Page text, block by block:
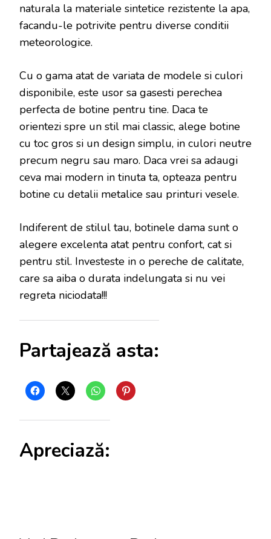
naturala la materiale sintetice rezistente la apa,
facandu-le potrivite pentru diverse conditii
meteorologice.
Cu o gama atat de variata de modele si culori
disponibile, este usor sa gasesti perechea
perfecta de botine pentru tine. Daca te
orientezi spre un stil mai classic, alege botine
cu toc gros si un design simplu, in culori neutre
precum negru sau maro. Daca vrei sa adaugi
ceva mai modern in tinuta ta, opteaza pentru
botine cu detalii metalice sau printuri vesele.
Indiferent de stilul tau, botinele dama sunt o
alegere excelenta atat pentru confort, cat si
pentru stil. Investeste in o pereche de calitate,
care sa aiba o durata indelungata si nu vei
regreta niciodata!!!
Partajează asta:
Apreciază: